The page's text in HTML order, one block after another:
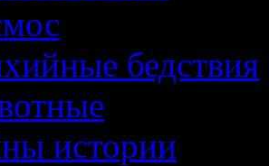
бедствия
истории